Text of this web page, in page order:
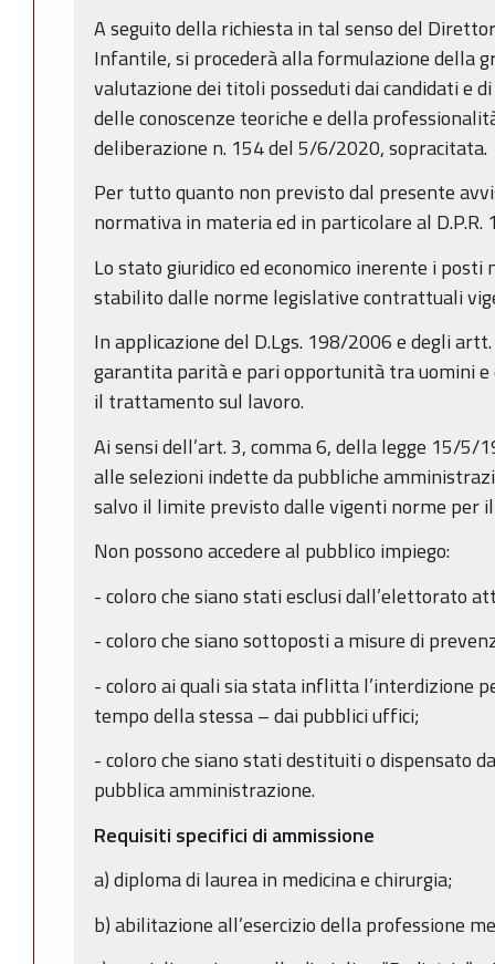
A seguito della richiesta in tal senso del
Infantile, si procederà alla formulazione della
valutazione dei titoli posseduti dai candidati e
delle conoscenze teoriche e della
deliberazione n. 154 del 5/6/2020, sopracitata.
Per tutto quanto non previsto dal presente
normativa in materia ed in particolare al
Lo stato giuridico ed economico inerente i posti
stabilito dalle norme legislative contrattuali
In applicazione del D.Lgs. 198/2006 e degli
garantita parità e pari opportunità tra uomini e
il trattamento sul lavoro.
Ai sensi dell’art. 3, comma 6, della legge 15/5/
alle selezioni indette da pubbliche
salvo il limite previsto dalle vigenti norme per
Non possono accedere al pubblico impiego:
- coloro che siano stati esclusi dall’elettorato
- coloro che siano sottoposti a misure di
- coloro ai quali sia stata inflitta l’interdizione
tempo della stessa – dai pubblici uffici;
- coloro che siano stati destituiti o dispensato
pubblica amministrazione.
Requisiti specifici di ammissione
a) diploma di laurea in medicina e chirurgia;
b) abilitazione all’esercizio della professione